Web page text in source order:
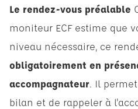
Le rendez-vous préalable
moniteur ECF estime que
niveau nécessaire, ce
obligatoirement en
accompagnateur. Il
bilan et de rappeler à